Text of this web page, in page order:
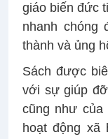
giáo biến đức
nhanh chóng
thành và ủng
Sách được
với sự giúp
cũng như của
hoạt động xã